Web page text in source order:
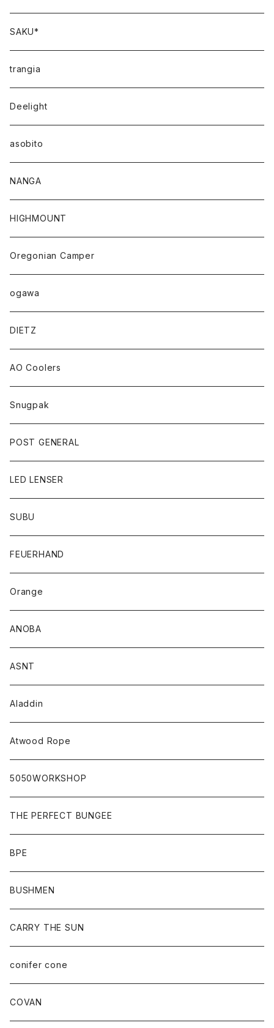
SAKU*
trangia
Deelight
asobito
NANGA
HIGHMOUNT
Oregonian Camper
ogawa
DIETZ
AO Coolers
Snugpak
POST GENERAL
LED LENSER
SUBU
FEUERHAND
Orange
ANOBA
ASNT
Aladdin
Atwood Rope
5050WORKSHOP
THE PERFECT BUNGEE
BPE
BUSHMEN
CARRY THE SUN
conifer cone
COVAN